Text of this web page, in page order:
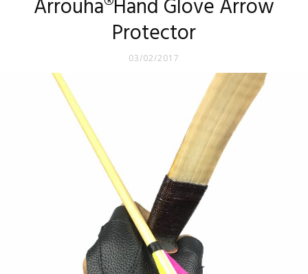
Arrouha®Hand Glove Arrow
Protector
03/02/2017